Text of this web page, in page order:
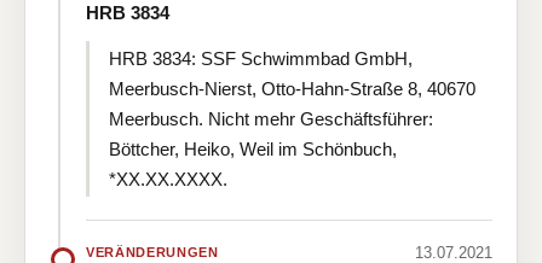
HRB 3834
HRB 3834: SSF Schwimmbad GmbH,
Meerbusch-Nierst, Otto-Hahn-Straße 8, 40670
Meerbusch. Nicht mehr Geschäftsführer:
Böttcher, Heiko, Weil im Schönbuch,
*XX.XX.XXXX.
VERÄNDERUNGEN 13.07.2021